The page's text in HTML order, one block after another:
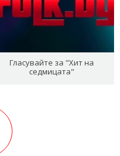
Гласувайте за "Хит на
седмицата"